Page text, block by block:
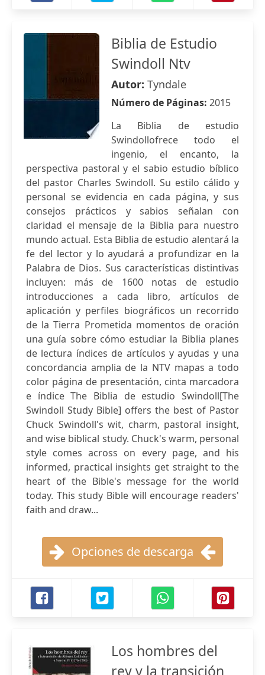
Biblia de Estudio
Swindoll Ntv
Autor: Tyndale
Número de Páginas: 2015
La Biblia de estudio
Swindollofrece todo el
ingenio, el encanto, la
perspectiva pastoral y el sabio estudio bíblico
del pastor Charles Swindoll. Su estilo cálido y
personal se evidencia en cada página, y sus
consejos prácticos y sabios señalan con
claridad el mensaje de la Biblia para nuestro
mundo actual. Esta Biblia de estudio alentará la
fe del lector y lo ayudará a profundizar en la
Palabra de Dios. Sus características distintivas
incluyen: más de 1600 notas de estudio
introducciones a cada libro, artículos de
aplicación y perfiles biográficos un recorrido
de la Tierra Prometida momentos de oración
una guía sobre cómo estudiar la Biblia planes
de lectura índices de artículos y ayudas y una
concordancia amplia de la NTV mapas a todo
color página de presentación, cinta marcadora
e índice The Biblia de estudio Swindoll[The
Swindoll Study Bible] offers the best of Pastor
Chuck Swindoll's wit, charm, pastoral insight,
and wise biblical study. Chuck's warm, personal
style comes across on every page, and his
informed, practical insights get straight to the
heart of the Bible's message for the world
today. This study Bible will encourage readers'
faith and draw...
Opciones de descarga
Los hombres del
rey y la transición